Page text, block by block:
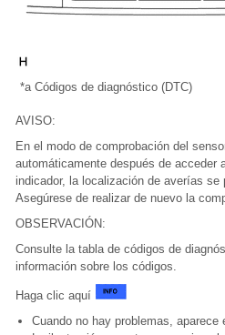
*a Códigos de diagnóstico (DTC)
AVISO:
En el modo de comprobación del
automáticamente después de acceder
indicador, la localización de averías se
Asegúrese de realizar de nuevo la
OBSERVACIÓN:
Consulte la tabla de códigos de
información sobre los códigos.
Haga clic aquí
Cuando no hay problemas, aparece